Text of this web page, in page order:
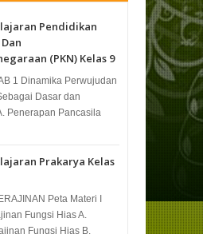
Pendidikan
(PKN) Kelas 9
1 Dinamika Perwujudan
Dasar dan
Penerapan Pancasila
Prakarya Kelas
Peta Materi I
Fungsi Hias A.
Fungsi Hias B.